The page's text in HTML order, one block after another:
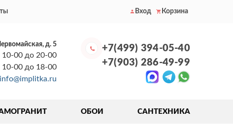
Вход Корзина
д. 5
10-00 до 20-00
10-00 до 18-00
info@implitka.ru
+7(499) 394-05-40
+7(903) 286-49-99
ОБОИ САНТЕХНИКА